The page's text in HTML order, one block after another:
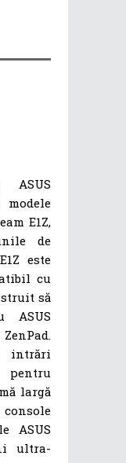
ASUS
modele
E1Z,
de
este
cu
să
ASUS
largă
ASUS
ultra-